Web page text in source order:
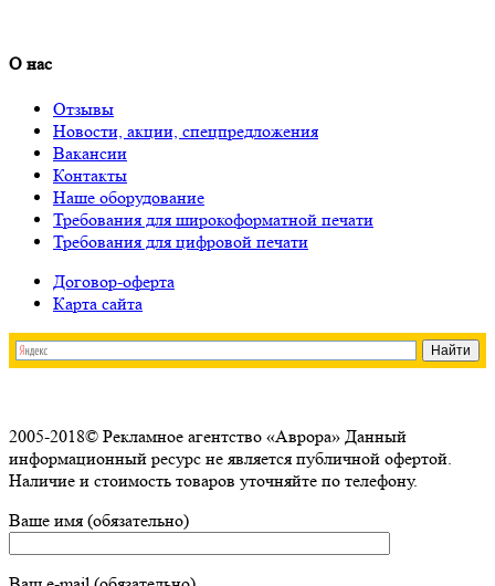
О нас
Отзывы
Новости, акции, спецпредложения
Вакансии
Контакты
Наше оборудование
Требования для широкоформатной печати
Требования для цифровой печати
Договор-оферта
Карта сайта
2005-2018© Рекламное агентство «Аврора» Данный
информационный ресурс не является публичной офертой.
Наличие и стоимость товаров уточняйте по телефону.
Ваше имя (обязательно)